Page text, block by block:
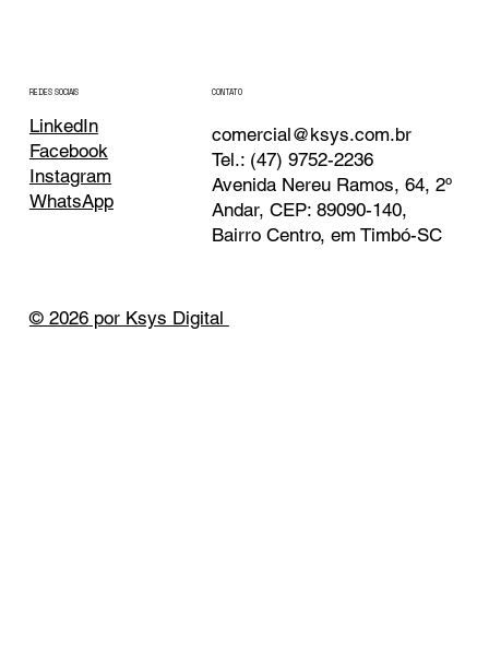
REDES SOCIAIS
LinkedIn
Facebook
Instagram
WhatsApp
CONTATO
comercial@ksys.com.br
Tel.: (47) 9752-2236
Avenida Nereu Ramos, 64, 2º
Andar, CEP: 89090-140,
Bairro Centro, em Timbó-SC
© 2026 por Ksys Digital